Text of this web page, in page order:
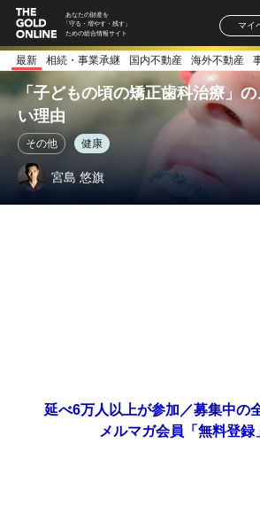
あなたの財産を
「守る・増やす・残す」
ための総合情報サイト
マイ
最新 相続・事業承継 国内不動産 海外不動産
「子どもの頃の矯正歯科治療」
い理由
その他 健康
宮島 悠旗
延べ6万人以上が参加／募集中
メルマガ会員「無料登